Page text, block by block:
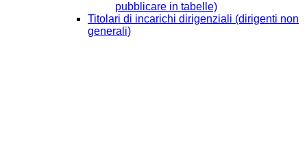
pubblicare in tabelle)
Titolari di incarichi dirigenziali (dirigenti non
generali)